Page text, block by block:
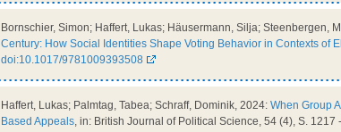
Bornschier, Simon; Haffert, Lukas; Häusermann, Silja; Steenbergen,
Century: How Social Identities Shape Voting Behavior in Contexts of
doi:10.1017/9781009393508
Haffert, Lukas; Palmtag, Tabea; Schraff, Dominik, 2024: When Group
Based Appeals, in: British Journal of Political Science, 54 (4), S. 1217